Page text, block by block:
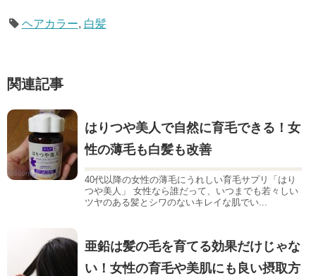
ヘアカラー, 白髪
関連記事
はりつや美人で自然に育毛できる！女
性の薄毛も白髪も改善
40代以降の女性の薄毛にうれしい育毛サプリ「はり
つや美人」 女性なら誰だって、いつまでも若々しい
ツヤのある髪とシワのないキレイな肌でい...
亜鉛は髪の毛を育てる効果だけじゃな
い！女性の育毛や美肌にも良い摂取方